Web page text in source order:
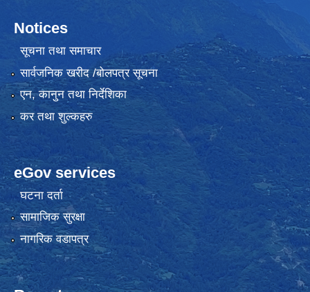
Notices
सूचना तथा समाचार
सार्वजनिक खरीद /बोलपत्र सूचना
एन, कानुन तथा निर्देशिका
कर तथा शुल्कहरु
eGov services
घटना दर्ता
सामाजिक सुरक्षा
नागरिक वडापत्र